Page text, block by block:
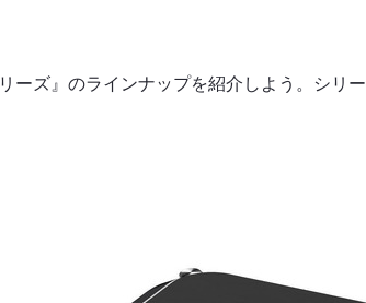
ーズ』のラインナップを紹介しよう。シリ